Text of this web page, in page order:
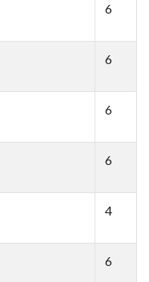
6
6
6
6
4
6